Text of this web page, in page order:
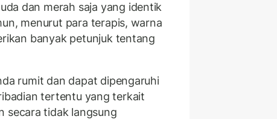
dan merah saja yang identik
menurut para terapis, warna
banyak petunjuk tentang
rumit dan dapat dipengaruhi
tertentu yang terkait
secara tidak langsung